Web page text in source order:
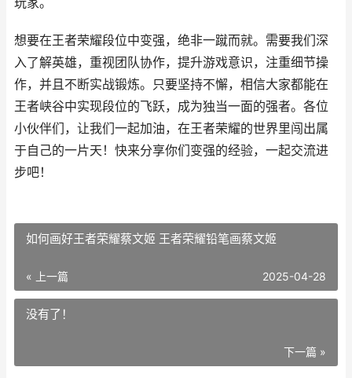
想要在王者荣耀段位中变强，绝非一蹴而就。需要我们深
入了解英雄，重视团队协作，提升游戏意识，注重细节操
作，并且不断实战锻炼。只要坚持不懈，相信大家都能在
王者峡谷中实现段位的飞跃，成为独当一面的强者。各位
小伙伴们，让我们一起加油，在王者荣耀的世界里闯出属
于自己的一片天！快来分享你们变强的经验，一起交流进
步吧！
如何画好王者荣耀蔡文姬 王者荣耀铅笔画蔡文姬
« 上一篇 2025-04-28
没有了！
下一篇 »